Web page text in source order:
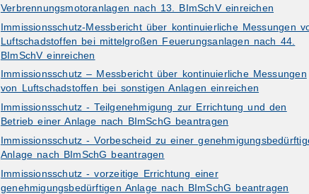
Verbrennungsmotoranlagen nach 13. BImSchV einreichen
Immissionsschutz-Messbericht über kontinuierliche Messungen
Luftschadstoffen bei mittelgroßen Feuerungsanlagen nach 44.
BImSchV einreichen
Immissionsschutz – Messbericht über kontinuierliche Messungen
von Luftschadstoffen bei sonstigen Anlagen einreichen
Immissionsschutz - Teilgenehmigung zur Errichtung und den
Betrieb einer Anlage nach BImSchG beantragen
Immissionsschutz - Vorbescheid zu einer
Anlage nach BImSchG beantragen
Immissionsschutz - vorzeitige Errichtung einer
genehmigungsbedürftigen Anlage nach BImSchG beantragen